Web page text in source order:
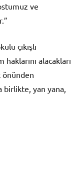
ve
çıkışlı
alacakları
önünden
birlikte, yan yana,